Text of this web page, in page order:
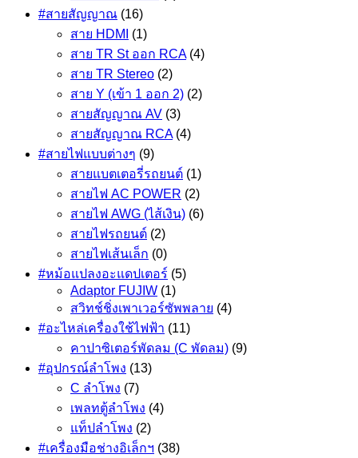
#สายสัญญาณ (16)
สาย HDMI
(1)
สาย TR St ออก RCA (4)
สาย TR Stereo (2)
สาย Y (เข้า 1 ออก 2) (2)
สายสัญญาณ AV (3)
สายสัญญาณ RCA (4)
#สายไฟแบบต่างๆ (9)
สายแบตเตอรี่รถยนต์ (1)
สายไฟ AC POWER (2)
สายไฟ AWG (ไส้เงิน) (6)
สายไฟรถยนต์ (2)
สายไฟเส้นเล็ก (0)
#หม้อแปลงอะแดปเตอร์ (5)
Adaptor FUJIW (1)
สวิทช์ชิ่งเพาเวอร์ซัพพลาย (4)
#อะไหล่เครื่องใช้ไฟฟ้า (11)
คาปาซิเตอร์พัดลม (C พัดลม) (9)
#อุปกรณ์ลำโพง (13)
C ลำโพง (7)
เพลทตู้ลำโพง (4)
แท็ปลำโพง (2)
#เครื่องมือช่างอิเล็กฯ (38)